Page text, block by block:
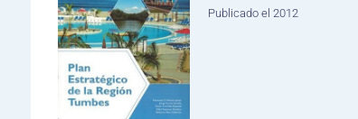
Publicado el 2012